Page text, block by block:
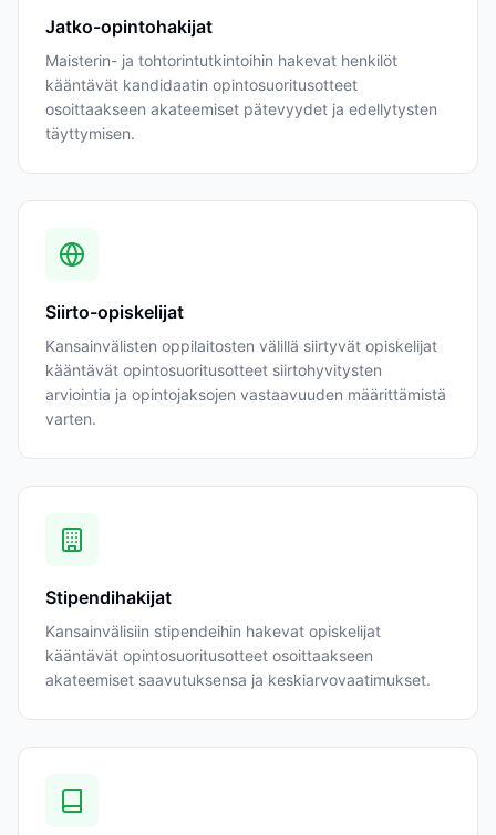
Jatko-opintohakijat
Maisterin- ja tohtorintutkintoihin hakevat henkilöt
kääntävät kandidaatin opintosuoritusotteet
osoittaakseen akateemiset pätevyydet ja edellytysten
täyttymisen.
Siirto-opiskelijat
Kansainvälisten oppilaitosten välillä siirtyvät opiskelijat
kääntävät opintosuoritusotteet siirtohyvitysten
arviointia ja opintojaksojen vastaavuuden määrittämistä
varten.
Stipendihakijat
Kansainvälisiin stipendeihin hakevat opiskelijat
kääntävät opintosuoritusotteet osoittaakseen
akateemiset saavutuksensa ja keskiarvovaatimukset.